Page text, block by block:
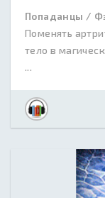
Попаданцы /
Поменять
тело в
...